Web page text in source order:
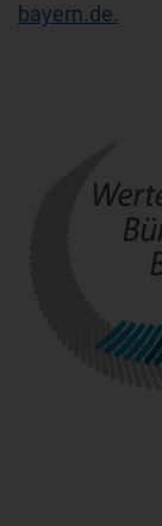
bayern.de.